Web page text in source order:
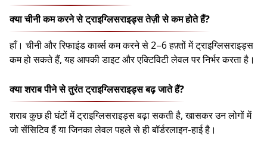
क्या चीनी कम करने से ट्राइग्लिसराइड्स तेज़ी से कम होते हैं?
हाँ। चीनी और रिफाइंड कार्ब्स कम करने से 2–6 हफ़्तों में ट्राइग्लिसराइड्स
कम हो सकते हैं, यह आपकी डाइट और एक्टिविटी लेवल पर निर्भर करता है।
क्या शराब पीने से तुरंत ट्राइग्लिसराइड्स बढ़ जाते हैं?
शराब कुछ ही घंटों में ट्राइग्लिसराइड्स बढ़ा सकती है, खासकर उन लोगों में
जो सेंसिटिव हैं या जिनका लेवल पहले से ही बॉर्डरलाइन-हाई है।